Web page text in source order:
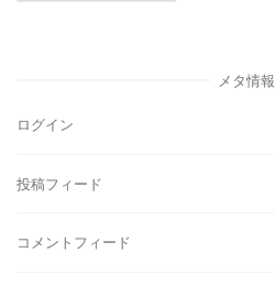
メタ情報
ログイン
投稿フィード
コメントフィード